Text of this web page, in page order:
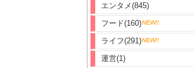
エンタメ(845)
フード(160)
ライフ(291)
運営(1)